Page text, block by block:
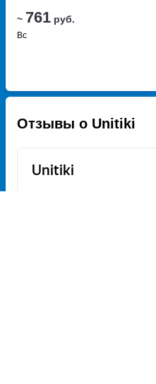
~ 761 руб.
Вс
Отзывы о Unitiki